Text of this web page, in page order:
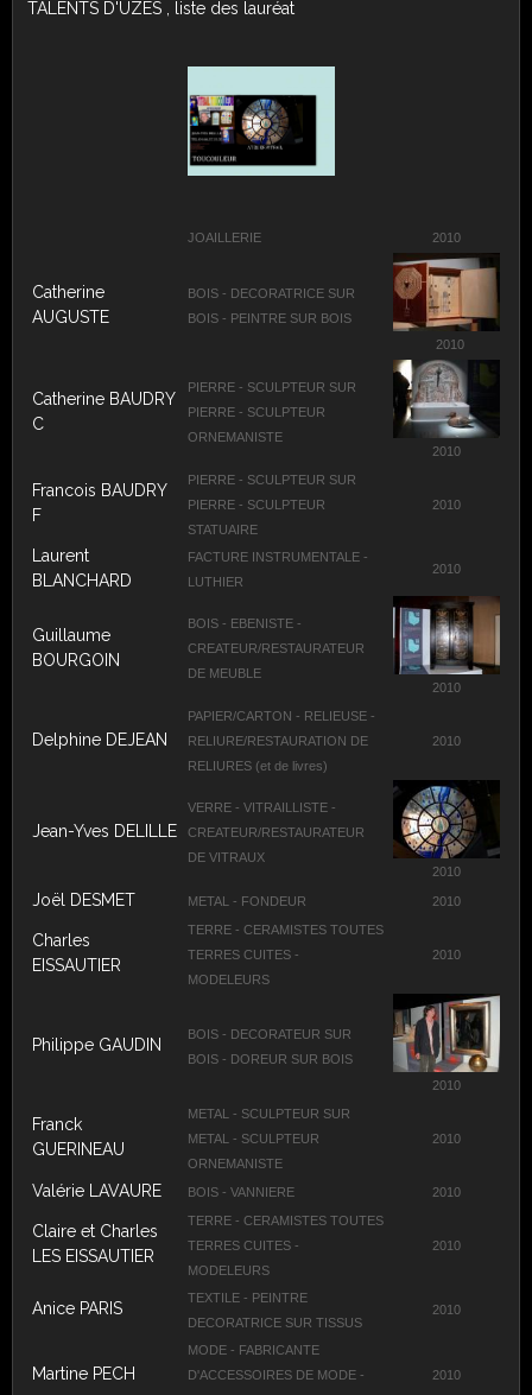
TALENTS D'UZES , liste des lauréat
JOAILLERIE 2010
Catherine
AUGUSTE
BOIS - DECORATRICE SUR
BOIS - PEINTRE SUR BOIS
2010
Catherine BAUDRY
C
PIERRE - SCULPTEUR SUR
PIERRE - SCULPTEUR
ORNEMANISTE
2010
Francois BAUDRY
F
PIERRE - SCULPTEUR SUR
PIERRE - SCULPTEUR
STATUAIRE
2010
Laurent
BLANCHARD
FACTURE INSTRUMENTALE -
LUTHIER
2010
Guillaume
BOURGOIN
BOIS - EBENISTE -
CREATEUR/RESTAURATEUR
DE MEUBLE
2010
Delphine DEJEAN
PAPIER/CARTON - RELIEUSE -
RELIURE/RESTAURATION DE
RELIURES (et de livres)
2010
Jean-Yves DELILLE
VERRE - VITRAILLISTE -
CREATEUR/RESTAURATEUR
DE VITRAUX
2010
Joël DESMET METAL - FONDEUR 2010
Charles
EISSAUTIER
TERRE - CERAMISTES TOUTES
TERRES CUITES -
MODELEURS
2010
Philippe GAUDIN
BOIS - DECORATEUR SUR
BOIS - DOREUR SUR BOIS
2010
Franck
GUERINEAU
METAL - SCULPTEUR SUR
METAL - SCULPTEUR
ORNEMANISTE
2010
Valérie LAVAURE BOIS - VANNIERE 2010
Claire et Charles
LES EISSAUTIER
TERRE - CERAMISTES TOUTES
TERRES CUITES -
MODELEURS
2010
Anice PARIS
TEXTILE - PEINTRE
DECORATRICE SUR TISSUS
2010
Martine PECH
MODE - FABRICANTE
D'ACCESSOIRES DE MODE -
2010